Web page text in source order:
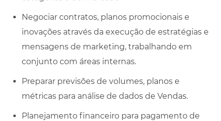
Negociar contratos, planos promocionais e
inovações através da execução de estratégias e
mensagens de marketing, trabalhando em
conjunto com áreas internas.
Preparar previsões de volumes, planos e
métricas para análise de dados de Vendas.
Planejamento financeiro para pagamento de